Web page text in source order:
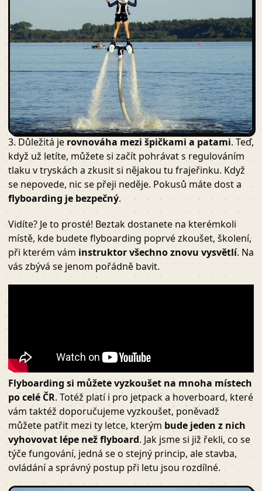
3. Důležitá je rovnováha mezi špičkami a patami. Teď,
když už letíte, můžete si začít pohrávat s regulováním
tlaku v tryskách a zkusit si nějakou tu frajeřinku. Když
se nepovede, nic se přeji neděje. Pokusů máte dost a
flyboarding je bezpečný.
Vidíte? Je to prosté! Beztak dostanete na kterémkoli
místě, kde budete flyboarding poprvé zkoušet, školení,
při kterém vám instruktor všechno znovu vysvětlí. Na
vás zbývá se jenom pořádně bavit.
Flyboarding si můžete vyzkoušet na mnoha místech
po celé ČR. Totéž platí i pro jetpack a hoverboard, které
vám taktéž doporučujeme vyzkoušet, poněvadž
můžete patřit mezi ty letce, kterým bude jeden z nich
vyhovovat lépe než flyboard. Jak jsme si již řekli, co se
týče fungování, jedná se o stejný princip, ale stavba,
ovládání a správný postup při letu jsou rozdílné.